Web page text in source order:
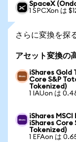
SpaceX
1 SPCXon は
さらに変換を探
アセット変換の
iShares Gold
Core S&P
Tokenized)
1 IAUon は
iShares MSCI
iShares Core
Tokenized)
1 EFAon は